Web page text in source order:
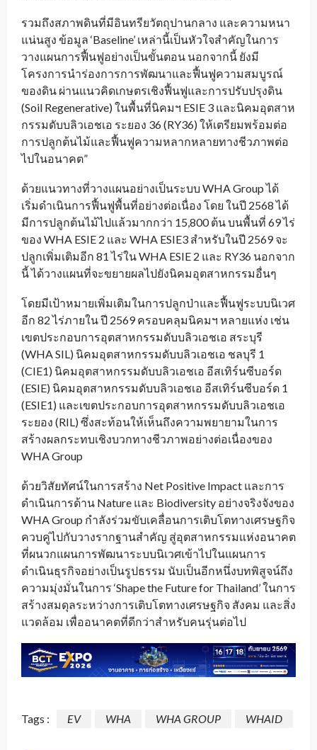
รวมถึงสภาพดินที่มีอินทรียวัตถุปานกลาง และความหนา
แน่นสูง ข้อมูล ‘Baseline’ เหล่านี้เป็นหัวใจสำคัญในการ
วางแผนการฟื้นฟูอย่างเป็นขั้นตอน นอกจากนี้ ยังมี
โครงการนำร่องการการพัฒนาและฟื้นฟูความสมบูรณ์
ของดิน ผ่านแนวคิดเกษตรเชิงฟื้นฟูและการปรับปรุงดิน
(Soil Regenerative) ในพื้นที่นิคมฯ ESIE 3 และนิคมอุตสาห
กรรมดับบลิวเอชเอ ระยอง 36 (RY36) ให้เตรียมพร้อมต่อ
การปลูกต้นไม้และฟื้นฟูความหลากหลายทางชีวภาพต่อ
ไปในอนาคต”
ด้วยแนวทางที่วางแผนอย่างเป็นระบบ WHA Group ได้
เริ่มดำเนินการฟื้นฟูพื้นที่อย่างต่อเนื่อง โดย ในปี 2568 ได้
มีการปลูกต้นไม้ไปแล้วมากกว่า 15,800 ต้น บนพื้นที่ 69 ไร่
ของ WHA ESIE 2 และ WHA ESIE3 สำหรับในปี 2569 จะ
ปลูกเพิ่มเติมอีก 81 ไร่ใน WHA ESIE 2 และ RY36 นอกจาก
นี้ ได้วางแผนที่จะขยายผลไปยังนิคมอุตสาหกรรมอื่นๆ
โดยมีเป้าหมายเพิ่มเติมในการปลูกป่าและฟื้นฟูระบบนิเวศ
อีก 82 ไร่ภายใน ปี 2569 ครอบคลุมนิคมฯ หลายแห่ง เช่น
เขตประกอบการอุตสาหกรรมดับบลิวเอชเอ สระบุรี
(WHA SIL) นิคมอุตสาหกรรมดับบลิวเอชเอ ชลบุรี 1
(CIE1) นิคมอุตสาหกรรมดับบลิวเอชเอ อีสเทิร์นซีบอร์ด
(ESIE) นิคมอุตสาหกรรมดับบลิวเอชเอ อีสเทิร์นซีบอร์ด 1
(ESIE1) และเขตประกอบการอุตสาหกรรมดับบลิวเอชเอ
ระยอง (RIL) ซึ่งสะท้อนให้เห็นถึงความพยายามในการ
สร้างผลกระทบเชิงบวกทางชีวภาพอย่างต่อเนื่องของ
WHA Group
ด้วยวิสัยทัศน์ในการสร้าง Net Positive Impact และการ
ดำเนินการด้าน Nature และ Biodiversity อย่างจริงจังของ
WHA Group กำลังร่วมขับเคลื่อนการเติบโตทางเศรษฐกิจ
ควบคู่ไปกับวางรากฐานสำคัญ สู่อุตสาหกรรมแห่งอนาคต
ที่ผนวกแผนการพัฒนาระบบนิเวศเข้าไปในแผนการ
ดำเนินธุรกิจอย่างเป็นรูปธรรม นับเป็นอีกหนึ่งบทพิสูจน์ถึง
ความมุ่งมั่นในการ ‘Shape the Future for Thailand’ ในการ
สร้างสมดุลระหว่างการเติบโตทางเศรษฐกิจ สังคม และสิ่ง
แวดล้อม เพื่ออนาคตที่ดีกว่าสำหรับคนรุ่นต่อไป
Tags : EV WHA WHA GROUP WHAID